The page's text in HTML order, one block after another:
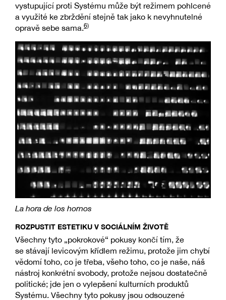
vystupující proti Systému může být režimem pohlcené
a využité ke zbrždění stejně tak jako k nevyhnutelné
opravě sebe sama.6)
La hora de los hornos
ROZPUSTIT ESTETIKU V SOCIÁLNÍM ŽIVOTĚ
Všechny tyto „pokrokové“ pokusy končí tím, že
se stávají levicovým křídlem režimu, protože jim chybí
vědomí toho, co je třeba, všeho toho, co je naše, náš
nástroj konkrétní svobody, protože nejsou dostatečně
politické; jde jen o vylepšení kulturních produktů
Systému. Všechny tyto pokusy jsou odsouzené